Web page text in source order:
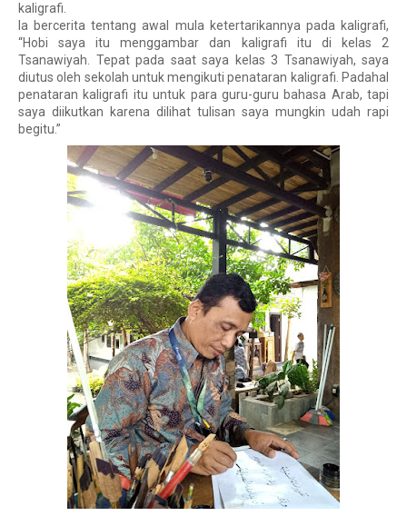
kaligrafi.
Ia bercerita tentang awal mula ketertarikannya pada kaligrafi,
“Hobi saya itu menggambar dan kaligrafi itu di kelas 2
Tsanawiyah. Tepat pada saat saya kelas 3 Tsanawiyah, saya
diutus oleh sekolah untuk mengikuti penataran kaligrafi. Padahal
penataran kaligrafi itu untuk para guru-guru bahasa Arab, tapi
saya diikutkan karena dilihat tulisan saya mungkin udah rapi
begitu.”